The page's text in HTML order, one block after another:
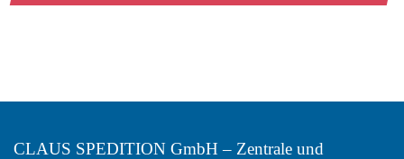
CLAUS SPEDITION GmbH – Zentrale und